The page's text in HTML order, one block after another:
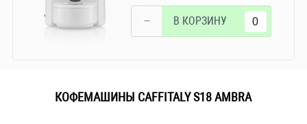
− В КОРЗИНУ
КОФЕМАШИНЫ CAFFITALY S18 AMBRA